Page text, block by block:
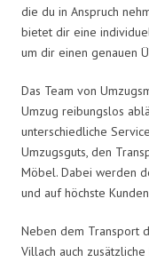
die du in Anspruch
bietet dir eine
um dir einen genauen
Das Team von
Umzug reibungslos
unterschiedliche
Umzugsguts, den
Möbel. Dabei werden
und auf höchste
Neben dem Transport
Villach auch